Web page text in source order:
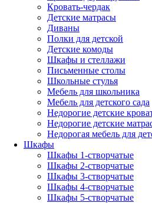
Кровать-чердак
Детские матрасы
Диваны
Полки для детской
Детские комоды
Шкафы и стеллажи
Письменные столы
Школьные стулья
Мебель для школьника
Мебель для детского сада
Недорогие детские
Недорогие детские
Недорогая мебель для
Шкафы
Шкафы 1-створчатые
Шкафы 2-створчатые
Шкафы 3-створчатые
Шкафы 4-створчатые
Шкафы 5-створчатые